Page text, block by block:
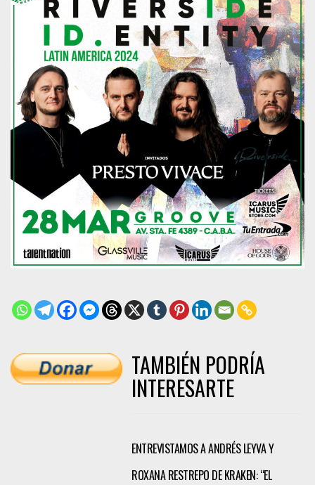
TAMBIÉN PODRÍA
INTERESARTE
ENTREVISTAMOS A ANDRÉS LEYVA Y
ROXANA RESTREPO DE KRAKEN: “EL